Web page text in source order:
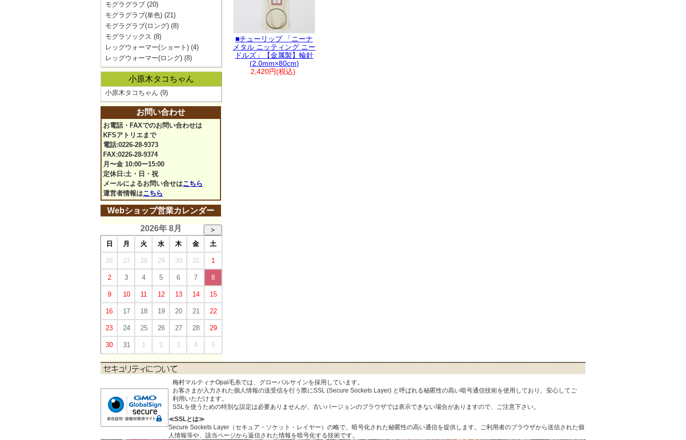
■チューリップ 「ニーナ
メタル ニッティング ニー
ドルズ」【金属製】輪針
(2.0mm×80cm)
2,420円(税込)
モグラグラブ (20)
モグラグラブ(単色) (21)
モグラグラブ(ロング) (8)
モグラソックス (8)
レッグウォーマー(ショート) (4)
レッグウォーマー(ロング) (8)
小原木タコちゃん
小原木タコちゃん (9)
お問い合わせ
お電話・FAXでのお問い合わせは
KFSアトリエまで
電話:0226-28-9373
FAX:0226-28-9374
月〜金 10:00ー15:00
定休日:土・日・祝
メールによるお問い合せはこちら
運営者情報はこちら
Webショップ営業カレンダー
2026年 8月
>
日
月 火 水 木 金 土
26 27 28 29 30 31 1
2 3 4 5 6 7 8
9 10 11 12 13 14 15
16 17 18 19 20 21 22
23 24 25 26 27 28 29
30 31 1 2 3 4 5
梅村マルティナOpal毛糸では、グローバルサインを採用しています。
お客さまが入力された個人情報の送受信を行う際にSSL (Secure Sockets Layer) と呼ばれる秘匿性の高い暗号通信技術を使用しており、安心してご
利用いただけます。
SSLを使うための特別な設定は必要ありませんが、古いバージョンのブラウザでは表示できない場合がありますので、ご注意下さい。
≪SSLとは≫
Secure Sockets Layer（セキュア・ソケット・レイヤー）の略で、暗号化された秘匿性の高い通信を提供します。ご利用者のブラウザから送信された個
人情報等や、該当ページから返信された情報を暗号化する技術です。